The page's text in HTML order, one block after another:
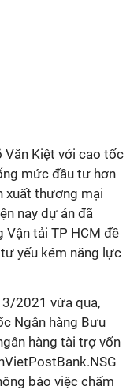
Văn Kiệt với cao tốc
mức đầu tư hơn
xuất thương mại
nay dự án đã
Vận tải TP HCM đề
yếu kém năng lực
2021 vừa qua,
Ngân hàng Bưu
hàng tài trợ vốn
báo việc chấm